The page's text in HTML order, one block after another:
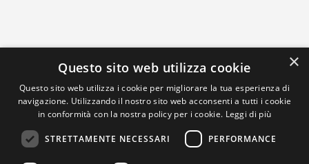
×
Questo sito web utilizza cookie
Questo sito web utilizza i cookie per migliorare la tua esperienza di
navigazione. Utilizzando il nostro sito web acconsenti a tutti i cookie
in conformità con la nostra policy per i cookie. Leggi di più
STRETTAMENTE NECESSARI PERFORMANCE